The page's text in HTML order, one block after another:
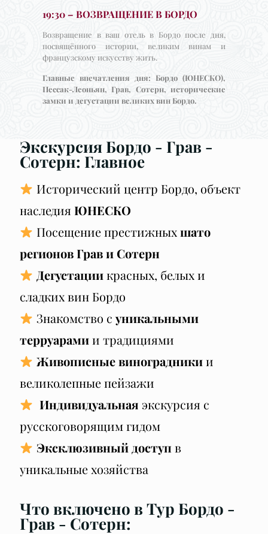
19:30 – ВОЗВРАЩЕНИЕ В БОРДО
Возвращение в ваш отель в Бордо после дня,
посвящённого истории, великим винам и
французскому искусству жить.
Главные впечатления дня: Бордо (ЮНЕСКО),
Пессак-Леоньян, Грав, Сотерн, исторические
замки и дегустации великих вин Бордо.
Экскурсия Бордо - Грав -
Сотерн: Главное
Исторический центр Бордо, объект
наследия ЮНЕСКО
Посещение престижныхшато
регионов Грав и Сотерн
Дегустациикрасных, белых и
сладких вин Бордо
Знакомство с уникальными
терруарамии традициями
Живописные виноградникии
великолепные пейзажи
Индивидуальная экскурсия с
русскоговорящим гидом
Эксклюзивный доступ в
уникальные хозяйства
Что включено в Тур Бордо -
Грав - Сотерн: